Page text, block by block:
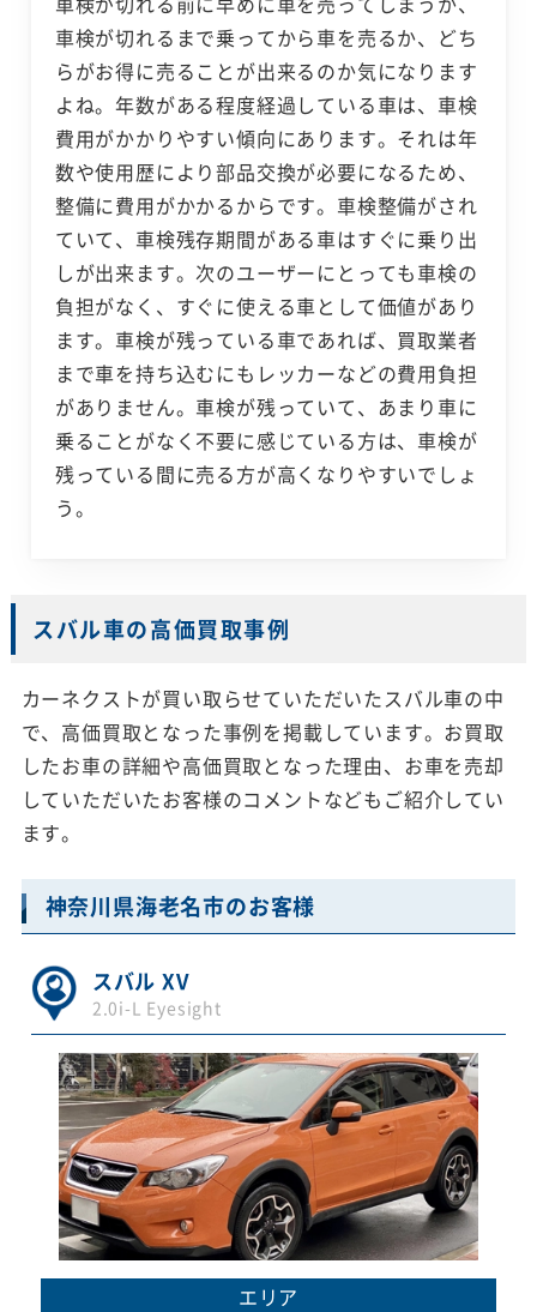
車検が切れるまで乗ってから車を売るか、どち
らがお得に売ることが出来るのか気になります
よね。年数がある程度経過している車は、車検
費用がかかりやすい傾向にあります。それは年
数や使用歴により部品交換が必要になるため、
整備に費用がかかるからです。車検整備がされ
ていて、車検残存期間がある車はすぐに乗り出
しが出来ます。次のユーザーにとっても車検の
負担がなく、すぐに使える車として価値があり
ます。車検が残っている車であれば、買取業者
まで車を持ち込むにもレッカーなどの費用負担
がありません。車検が残っていて、あまり車に
乗ることがなく不要に感じている方は、車検が
残っている間に売る方が高くなりやすいでしょ
う。
スバル車の高価買取事例
カーネクストが買い取らせていただいたスバル車の中
で、高価買取となった事例を掲載しています。お買取
したお車の詳細や高価買取となった理由、お車を売却
していただいたお客様のコメントなどもご紹介してい
ます。
神奈川県海老名市のお客様
スバル XV
2.0i-L Eyesight
エリア